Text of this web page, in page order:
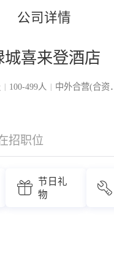
公司详情
城喜来登酒店
| 100-499人 | 中外合营(合资．
招职位
节日礼
物